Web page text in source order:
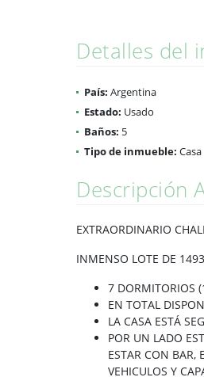
Detalles del
País: Argentina
Estado: Usado
Baños: 5
Tipo de inmueble: Casa
Descripción
EXTRAORDINARIO
INMENSO LOTE DE
7 DORMITORIOS
EN TOTAL
LA CASA ESTÁ
POR UN LADO
ESTAR CON BAR,
VEHICULOS Y